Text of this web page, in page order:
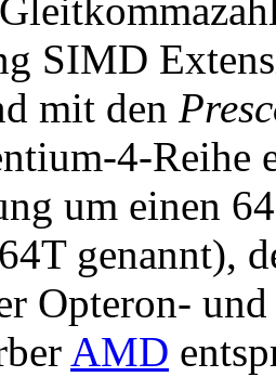
SIMD
mit den
4-Reihe
um einen
genannt),
Opteron-
AMD